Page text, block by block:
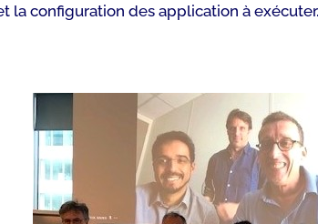
la configuration des application à